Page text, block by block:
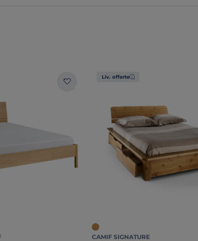
Liv. offerte
CAMIF SIGNATURE